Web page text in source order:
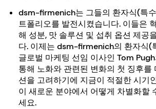
dsm-firmenich는 그들의 환자식(특
트폴리오를 발전시켰습니다. 이들은
해 성분, 맛 솔루션 및 섭취 옵션 제공
다. 이제는 dsm-firmenich의 환자식(
글로벌 마케팅 선임 이사인 Tom
통해 노화와 관련된 변화의 첫 징후를
션을 고려하기에 지금이 적절한 시기
이 새로운 분야에서 어떻게 차별화할
세요.